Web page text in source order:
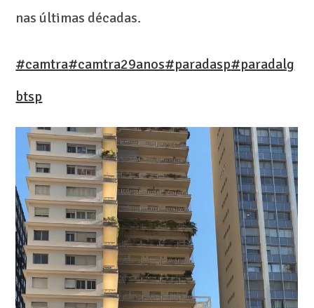
nas últimas décadas.
#camtra#camtra29anos#paradasp#paradalg
btsp